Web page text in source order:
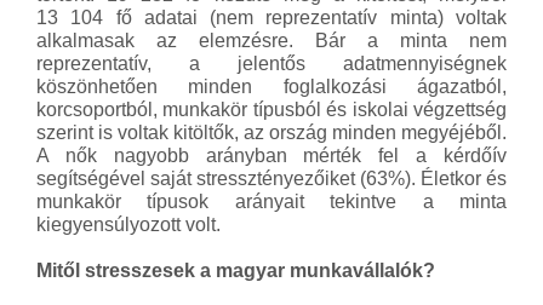
13 104 fő adatai (nem reprezentatív minta) voltak
alkalmasak az elemzésre. Bár a minta nem
reprezentatív, a jelentős adatmennyiségnek
köszönhetően minden foglalkozási ágazatból,
korcsoportból, munkakör típusból és iskolai végzettség
szerint is voltak kitöltők, az ország minden megyéjéből.
A nők nagyobb arányban mérték fel a kérdőív
segítségével saját stressztényezőiket (63%). Életkor és
munkakör típusok arányait tekintve a minta
kiegyensúlyozott volt.
Mitől stresszesek a magyar munkavállalók?